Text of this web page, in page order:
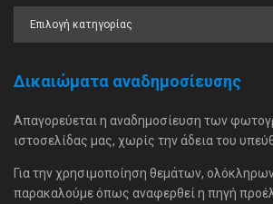
Δικαιώματα αναδημοσίευσης
Απαγορεύεται η αναδημοσίευση των
ιστοσελίδας μας, χωρίς την άδεια του
Για την χρησιμοποίηση θεμάτων,
παρακαλούμε όπως αναφερθεί η πηγή